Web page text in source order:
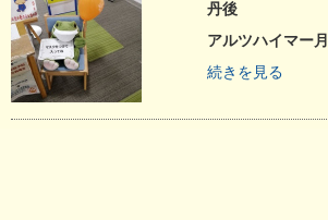
丹後
アルツハイマー
続きを見る